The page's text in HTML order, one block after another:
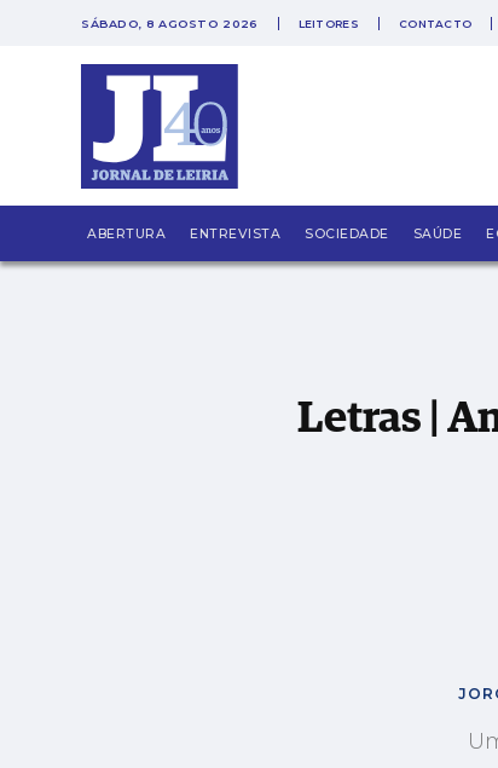
SÁBADO, 8 AGOSTO 2026 LEITORES CONTACTO
ABERTURA ENTREVISTA SOCIEDADE SAÚDE
Letras | Amanda Gorman, O Que
Letras |